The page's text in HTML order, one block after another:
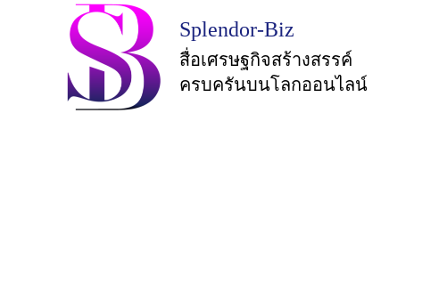
Splendor-Biz
สื่อเศรษฐกิจสร้างสรรค์
ครบครันบนโลกออนไลน์